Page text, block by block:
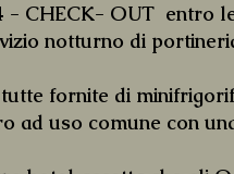
CHECK- OUT entro
notturno di
fornite di
ad uso comune con